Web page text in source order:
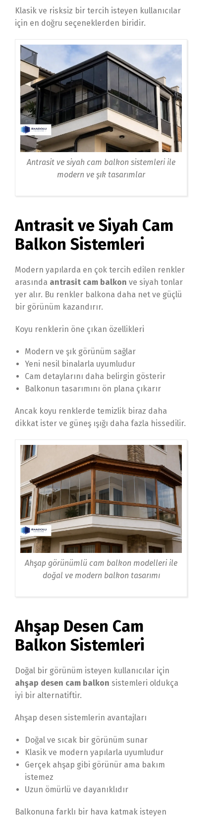
Klasik ve risksiz bir tercih isteyen kullanıcılar
için en doğru seçeneklerden biridir.
Antrasit ve siyah cam balkon sistemleri ile
modern ve şık tasarımlar
Antrasit ve Siyah Cam
Balkon Sistemleri
Modern yapılarda en çok tercih edilen renkler
arasında antrasit cam balkon ve siyah tonlar
yer alır. Bu renkler balkona daha net ve güçlü
bir görünüm kazandırır.
Koyu renklerin öne çıkan özellikleri
Modern ve şık görünüm sağlar
Yeni nesil binalarla uyumludur
Cam detaylarını daha belirgin gösterir
Balkonun tasarımını ön plana çıkarır
Ancak koyu renklerde temizlik biraz daha
dikkat ister ve güneş ışığı daha fazla hissedilir.
Ahşap görünümlü cam balkon modelleri ile
doğal ve modern balkon tasarımı
Ahşap Desen Cam
Balkon Sistemleri
Doğal bir görünüm isteyen kullanıcılar için
ahşap desen cam balkon sistemleri oldukça
iyi bir alternatiftir.
Ahşap desen sistemlerin avantajları
Doğal ve sıcak bir görünüm sunar
Klasik ve modern yapılarla uyumludur
Gerçek ahşap gibi görünür ama bakım
istemez
Uzun ömürlü ve dayanıklıdır
Balkonuna farklı bir hava katmak isteyen